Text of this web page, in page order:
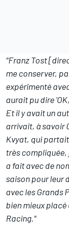
"Franz Tost
me conserver,
expérimenté
aurait pu dire
Et il y avait un
arrivait, à savoir
Kvyat, qui
très compliquée,
a fait avec de
saison pour leur
avec les Grands
bien mieux
Racing."